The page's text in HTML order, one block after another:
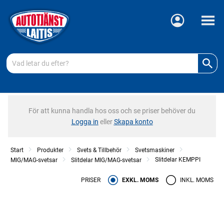
Meny
För att kunna handla hos oss och se priser behöver du
Logga in ellerSkapa konto
Start Produkter Svets & Tillbehör
Svetsmaskiner
MIG/MAG-svetsar
Slitdelar MIG/MAG-svetsar Slitdelar KEMPPI
PRISER EXKL. MOMS INKL. MOMS